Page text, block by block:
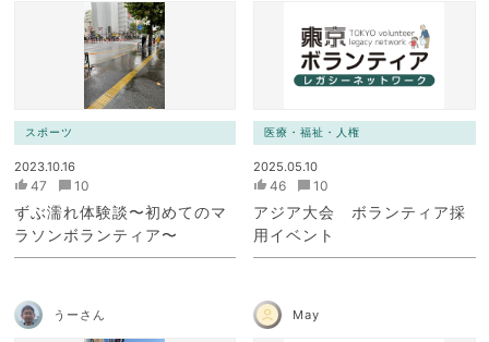
スポーツ
2023.10.16
47 10
ずぶ濡れ体験談〜初めてのマ
ラソンボランティア〜
医療・福祉・人権
2025.05.10
46 10
アジア大会 ボランティア採
用イベント
うーさん May